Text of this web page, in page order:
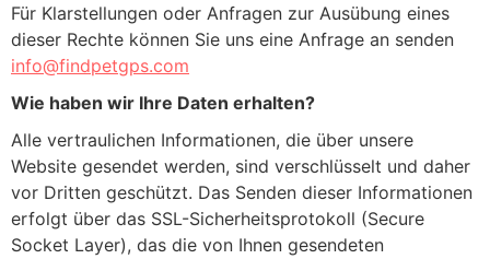
Für Klarstellungen oder Anfragen zur Ausübung eines
dieser Rechte können Sie uns eine Anfrage an senden
info@findpetgps.com
Wie haben wir Ihre Daten erhalten?
Alle vertraulichen Informationen, die über unsere
Website gesendet werden, sind verschlüsselt und daher
vor Dritten geschützt. Das Senden dieser Informationen
erfolgt über das SSL-Sicherheitsprotokoll (Secure
Socket Layer), das die von Ihnen gesendeten